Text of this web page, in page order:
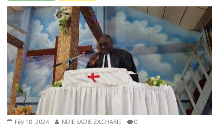
Fév 18, 2024 NDIE SADIE ZACHARIE 0